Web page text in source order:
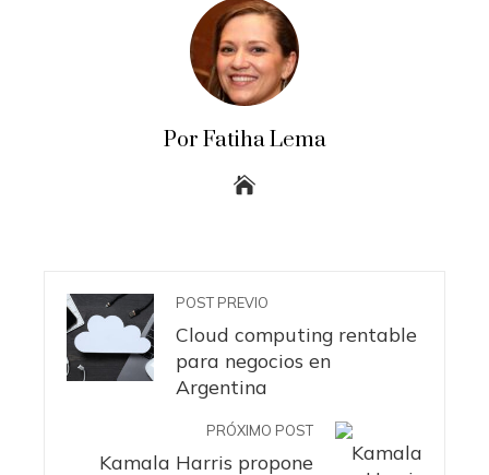
Por Fatiha Lema
POST PREVIO
Cloud computing rentable
para negocios en
Argentina
PRÓXIMO POST
Kamala Harris propone